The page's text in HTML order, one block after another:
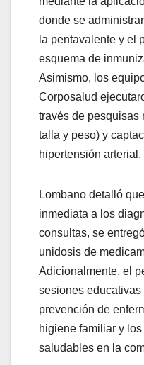
donde se
la pentavalente y el
esquema de
Asimismo, los
Corposalud
través de pesquisas
talla y peso) y
hipertensión arterial.
Lombano detalló
inmediata a los
consultas, se
unidosis de
Adicionalmente, el
sesiones
prevención de
higiene familiar y
saludables en la